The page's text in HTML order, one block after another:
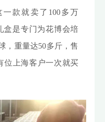
款就卖了100多万
盒是专门为花博会培
，重量达50多斤，售
位上海客户一次就买